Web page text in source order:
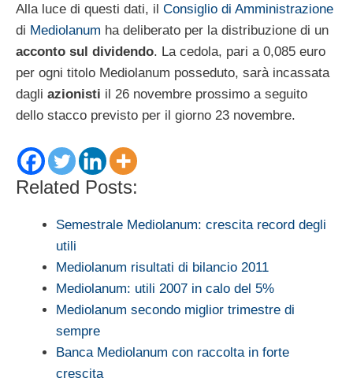
Alla luce di questi dati, il Consiglio di Amministrazione
di Mediolanum ha deliberato per la distribuzione di un
acconto sul dividendo. La cedola, pari a 0,085 euro
per ogni titolo Mediolanum posseduto, sarà incassata
dagli azionisti il 26 novembre prossimo a seguito
dello stacco previsto per il giorno 23 novembre.
Related Posts:
Semestrale Mediolanum: crescita record degli
utili
Mediolanum risultati di bilancio 2011
Mediolanum: utili 2007 in calo del 5%
Mediolanum secondo miglior trimestre di
sempre
Banca Mediolanum con raccolta in forte
crescita